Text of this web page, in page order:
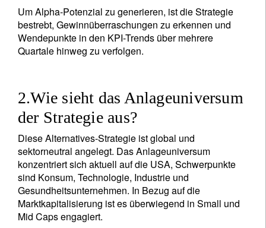
Um Alpha-Potenzial zu generieren, ist die Strategie
bestrebt, Gewinnüberraschungen zu erkennen und
Wendepunkte in den KPI-Trends über mehrere
Quartale hinweg zu verfolgen.
2.Wie sieht das Anlageuniversum
der Strategie aus?
Diese Alternatives-Strategie ist global und
sektorneutral angelegt. Das Anlageuniversum
konzentriert sich aktuell auf die USA, Schwerpunkte
sind Konsum, Technologie, Industrie und
Gesundheitsunternehmen. In Bezug auf die
Marktkapitalisierung ist es überwiegend in Small und
Mid Caps engagiert.